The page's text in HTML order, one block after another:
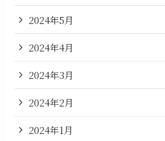
2024年5月
2024年4月
2024年3月
2024年2月
2024年1月